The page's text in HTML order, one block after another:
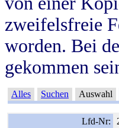
zweifelsfreie
worden. Bei
gekommen
Alles Suchen Auswahl
Lfd-Nr: